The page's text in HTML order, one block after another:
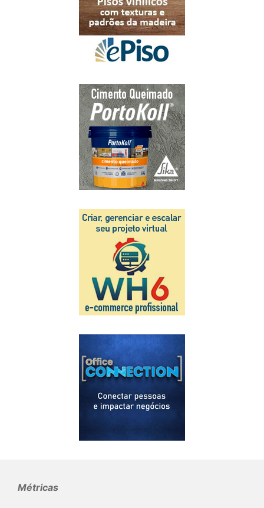
Métricas